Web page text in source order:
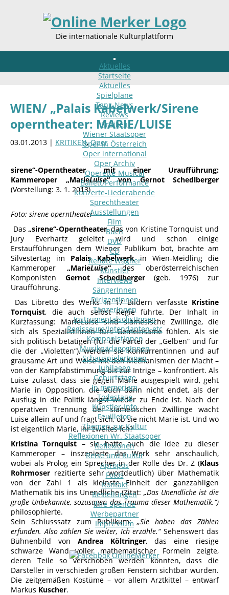
Die internationale Kulturplattform
Aktuelles
Startseite
Aktuelles
Spielpläne
Tanz-News
Reviews
Kritiken
Wiener Staatsoper
Oper in Österreich
Oper international
Oper Archiv
Operette-Musical
Ballett/Performance
Konzerte-Liederabende
Sprechtheater
Ausstellungen
Film
Buch
DVD
CD
Renate Wagner
Künstler
Interviews
SängerInnen
DirigentInnen
TänzerInnen
InstrumentalsolistInnen
Regisseure/Intendanten-etc
KomponistInnen
MusikpädagogInnen
SchauspielerInnen
Jubilaeen
Geburtstage
In memoriam
Todestage
Künstler-Info
Feuilleton
Themen zur Kultur
Reflexionen Wr. Staatsoper
Reflexionen
Reise und Kultur
Apropos
Fotos
Kontakt
Bestellungen
Ihre Spende
Werbepartner
Impressum
WIEN/ „Palais Kabelwerk/Sirene
operntheater: MARIE/LUISE
03.01.2013 | KRITIKEN,Oper
sirene“-Operntheater mit einer Uraufführung:
Kammeroper „MarieLuise“ von Gernot Schedlberger
(Vorstellung: 3. 1. 2013)
Foto: sirene operntheater
Das„sirene“-Operntheater, das von Kristine Tornquist und
Jury Everhartz geleitet wird und schon einige
Erstaufführungen dem Wiener Publikum bot, brachte am
Silvestertag im Palais Kabelwerkin Wien-Meidling die
Kammeroper „MarieLuise“des oberösterreichischen
Komponisten Gernot Schedlberger(geb. 1976) zur
Uraufführung.
Das Libretto des Werks in 17 Bildern verfasste Kristine
Tornquist, die auch selbst Regie führte. Der Inhalt in
Kurzfassung: MarieLuise sind siamesische Zwillinge, die
sich als Spezialistinnen fürs Gemeinsame fühlen. Als sie
sich politisch betätigen (für die Partei der „Gelben“ und für
die der „Violetten“), werden sie Konkurrentinnen und auf
grausame Art und Weise mit den Mechanismen der Macht –
von der Kampfabstimmung bis zur Intrige – konfrontiert. Als
Luise zulässt, dass sie gegen Marie ausgespielt wird, geht
Marie in Opposition, die auch dann nicht endet, als der
Ausflug in die Politik längst wieder zu Ende ist. Nach der
operativen Trennung der siamesischen Zwillinge wacht
Luise allein auf und fragt sich, ob sie nicht Marie ist. Und wo
ist eigentlich Marie, ihr zweites Ich?
Kristina Tornquist – sie hatte auch die Idee zu dieser
Kammeroper – inszenierte das Werk sehr anschaulich,
wobei als Prolog ein Sprecher in der Rolle des Dr. Z (Klaus
Rohrmoser rezitierte sehr wortdeutlich) über Mathematik
von der Zahl 1 als kleinste Einheit der ganzzahligen
Mathematik bis ins Unendliche (Zitat: „Das Unendliche ist die
große Unbekannte, sozusagen das Trauma dieser Mathematik.“)
philosophierte.
Sein Schlusssatz zum Publikum: „Sie haben das Zählen
erfunden. Also zählen Sie weiter, Ich erzähle.“ Sehenswert das
Bühnenbild von Andrea Költringer, das eine riesige
schwarze Wand voller mathematischer Formeln zeigte,
deren Teile so verschoben werden konnten, dass die
Darsteller in verschieden großen Fenstern sichtbar wurden.
Die zeitgemäßen Kostüme – vor allem Arztkittel – entwarf
Markus Kuscher.